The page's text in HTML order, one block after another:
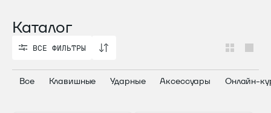
Каталог
ВСЕ ФИЛЬТРЫ
ВСЕ ФИЛЬТРЫ
Все Клавишные Ударные Аксессуары Онлайн-